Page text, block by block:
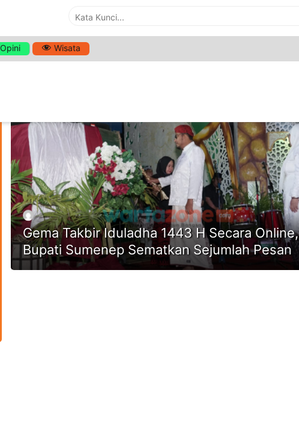
Opini Wisata
HASHTAG:GEMA TAKBIR IDULADHA 1443
Gema Takbir Iduladha 1443 H Secara Online,
Bupati Sumenep Sematkan Sejumlah Pesan